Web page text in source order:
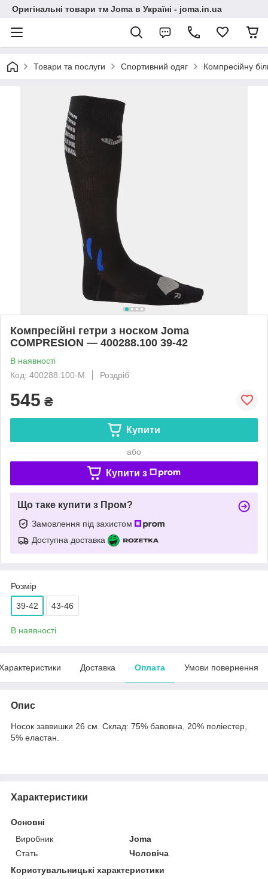
Оригінальні товари тм Joma в Україні - joma.in.ua
Товари та послуги Спортивний одяг Компресійну
Компресійні гетри з носком Joma
COMPRESION — 400288.100 39-42
В наявності
Код: 400288.100-М
Роздріб
545 ₴
Купити
або
Купити з
Що таке купити з Пром?
Замовлення під захистом
Доступна доставка
Розмір
39-42 43-46
В наявності
Доставка Оплата Умови повернення
Опис
Носок заввишки 26 см. Склад: 75% бавовна, 20% поліестер,
5% еластан.
Характеристики
Основні
Виробник
Joma
Стать
Чоловіча
Користувальницькі характеристики